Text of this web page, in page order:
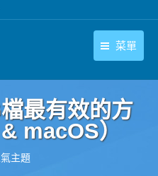
菜單
下載中心
買
繁體中文
最有效的方
macOS）
主題